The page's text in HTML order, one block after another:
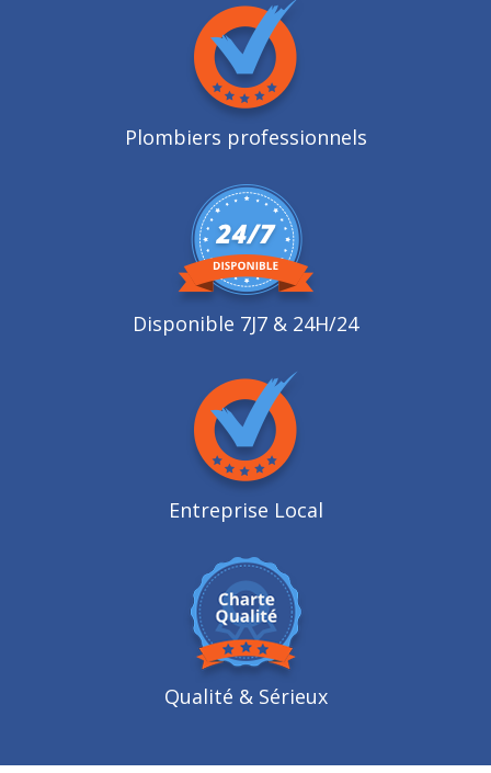
Plombiers professionnels
Disponible 7J7 & 24H/24
Entreprise Local
Qualité & Sérieux